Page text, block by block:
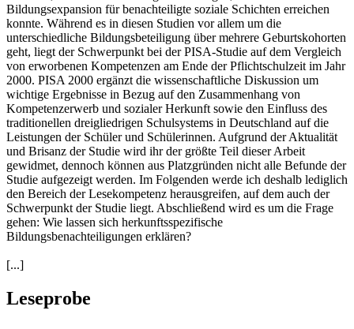
Bildungsexpansion für benachteiligte soziale Schichten erreichen
konnte. Während es in diesen Studien vor allem um die
unterschiedliche Bildungsbeteiligung über mehrere Geburtskohorten
geht, liegt der Schwerpunkt bei der PISA-Studie auf dem Vergleich
von erworbenen Kompetenzen am Ende der Pflichtschulzeit im Jahr
2000. PISA 2000 ergänzt die wissenschaftliche Diskussion um
wichtige Ergebnisse in Bezug auf den Zusammenhang von
Kompetenzerwerb und sozialer Herkunft sowie den Einfluss des
traditionellen dreigliedrigen Schulsystems in Deutschland auf die
Leistungen der Schüler und Schülerinnen. Aufgrund der Aktualität
und Brisanz der Studie wird ihr der größte Teil dieser Arbeit
gewidmet, dennoch können aus Platzgründen nicht alle Befunde der
Studie aufgezeigt werden. Im Folgenden werde ich deshalb lediglich
den Bereich der Lesekompetenz herausgreifen, auf dem auch der
Schwerpunkt der Studie liegt. Abschließend wird es um die Frage
gehen: Wie lassen sich herkunftsspezifische
Bildungsbenachteiligungen erklären?
[...]
Leseprobe